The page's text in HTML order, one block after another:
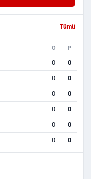
Tümü
O P
0 0
0 0
0 0
0 0
0 0
0 0